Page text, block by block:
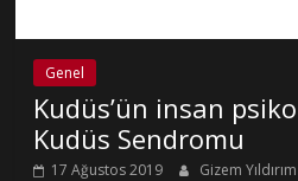
Genel
Kudüs’ün insan
Kudüs Sendromu
17 Ağustos 2019 Gizem Yıldırım